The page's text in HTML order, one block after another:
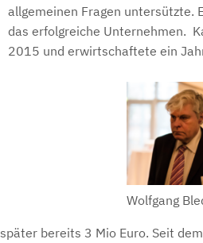
allgemeinen Fragen untersützte.
das erfolgreiche Unternehmen.
2015 und erwirtschaftete ein
Wolfgang
später bereits 3 Mio Euro. Seit